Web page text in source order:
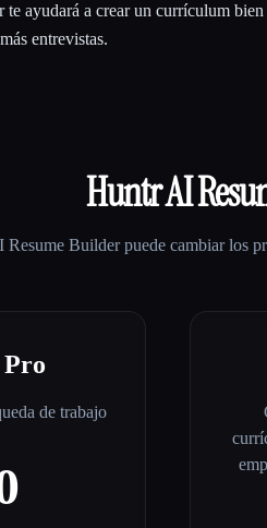
ayudará a crear un currículum
entrevistas.
Huntr AI
Resume Builderpuede cambiar los
de trabajo